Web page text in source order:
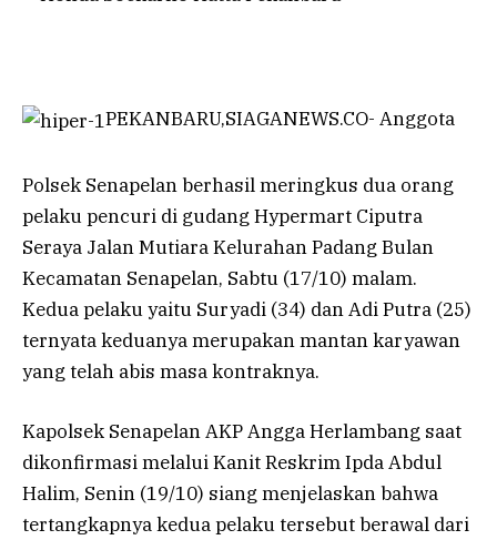
PEKANBARU,SIAGANEWS.CO- Anggota
Polsek Senapelan berhasil meringkus dua orang
pelaku pencuri di gudang Hypermart Ciputra
Seraya Jalan Mutiara Kelurahan Padang Bulan
Kecamatan Senapelan, Sabtu (17/10) malam.
Kedua pelaku yaitu Suryadi (34) dan Adi Putra (25)
ternyata keduanya merupakan mantan karyawan
yang telah abis masa kontraknya.
Kapolsek Senapelan AKP Angga Herlambang saat
dikonfirmasi melalui Kanit Reskrim Ipda Abdul
Halim, Senin (19/10) siang menjelaskan bahwa
tertangkapnya kedua pelaku tersebut berawal dari